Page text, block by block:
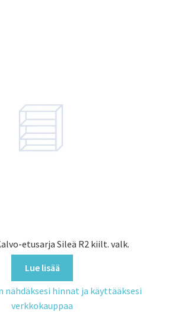
etusarja Sileä R2 kiilt. valk.
Lue lisää
nähdäksesi hinnat ja käyttääksesi
verkkokauppaa